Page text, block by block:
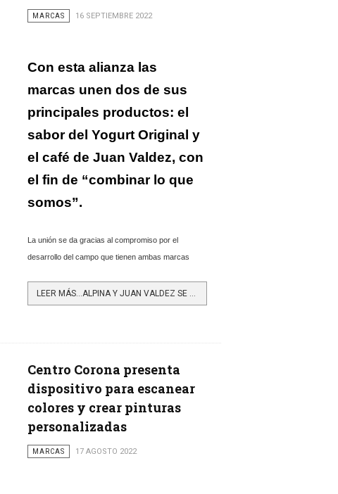
MARCAS 16 SEPTIEMBRE 2022
Con esta alianza las
marcas unen dos de sus
principales productos: el
sabor del Yogurt Original y
el café de Juan Valdez, con
el fin de “combinar lo que
somos”.
La unión se da gracias al compromiso por el
desarrollo del campo que tienen ambas marcas
LEER MÁS…ALPINA Y JUAN VALDEZ SE UNEN PARA CREAR UN NUEVO SABOR DE YOGURT INSPIRADO EN EL CAFÉ
Centro Corona presenta
dispositivo para escanear
colores y crear pinturas
personalizadas
MARCAS 17 AGOSTO 2022